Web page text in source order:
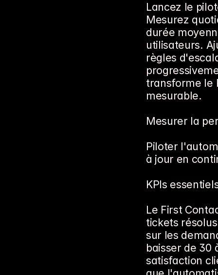
Lancez le
Mesurez
durée
utilisateurs.
règles
transforme le
mesurable.
Mesurer la
Piloter
à jour en
KPIs
Le First
tickets
sur les
baisser de 30
satisfaction